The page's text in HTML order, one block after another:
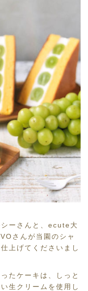
ーさんと、ecute大
さんが当園のシャ
上げてくださいまし
たケーキは、しっと
生クリームを使用し